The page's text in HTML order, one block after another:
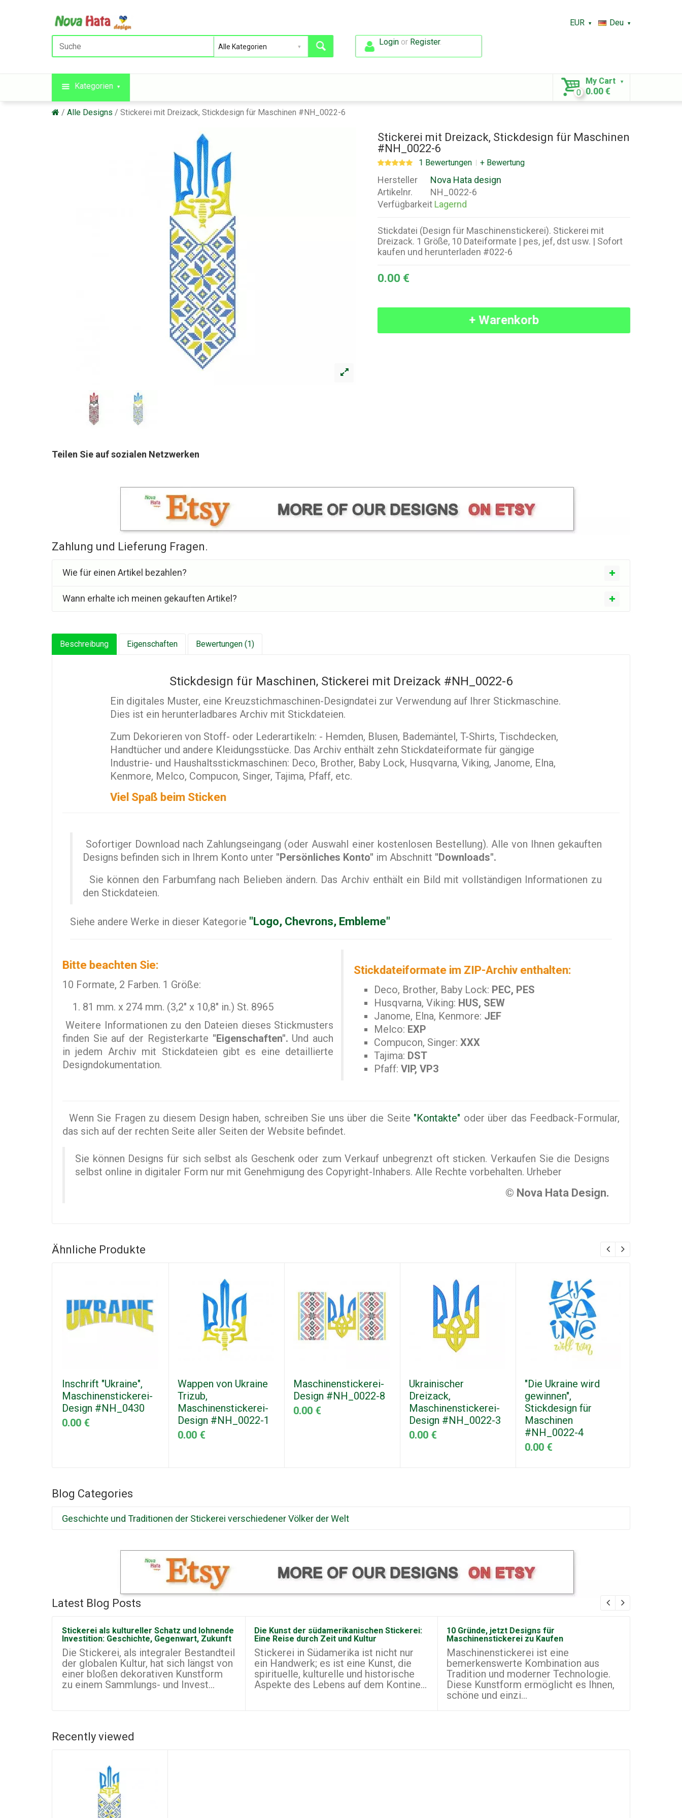
EUR
Deu
Loginor Register.
Kategorien
My Cart
0 0.00 €
Alle Designs Stickerei mit Dreizack, Stickdesign für Maschinen #NH_0022-6
Teilen Sie auf sozialen Netzwerken
Stickerei mit Dreizack, Stickdesign für Maschinen
#NH_0022-6
1 Bewertungen + Bewertung
Hersteller
Nova Hata design
Artikelnr.
NH_0022-6
Verfügbarkeit Lagernd
Stickdatei (Design für Maschinenstickerei). Stickerei mit
Dreizack. 1 Größe, 10 Dateiformate | pes, jef, dst usw. | Sofort
kaufen und herunterladen #022-6
0.00 €
+ Warenkorb
Zahlung und Lieferung Fragen.
Wie für einen Artikel bezahlen?
Wann erhalte ich meinen gekauften Artikel?
Beschreibung Eigenschaften Bewertungen (1)
Stickdesign für Maschinen, Stickerei mit Dreizack #NH_0022-6
Ein digitales Muster, eine Kreuzstichmaschinen-Designdatei zur Verwendung auf Ihrer Stickmaschine.
Dies ist ein herunterladbares Archiv mit Stickdateien.
Zum Dekorieren von Stoff- oder Lederartikeln: - Hemden, Blusen, Bademäntel, T-Shirts, Tischdecken,
Handtücher und andere Kleidungsstücke. Das Archiv enthält zehn Stickdateiformate für gängige
Industrie- und Haushaltsstickmaschinen: Deco, Brother, Baby Lock, Husqvarna, Viking, Janome, Elna,
Kenmore, Melco, Compucon, Singer, Tajima, Pfaff, etc.
Viel Spaß beim Sticken
Sofortiger Download nach Zahlungseingang (oder Auswahl einer kostenlosen Bestellung). Alle von Ihnen gekauften
Designs befinden sich in Ihrem Konto unter "Persönliches Konto" im Abschnitt "Downloads".
Sie können den Farbumfang nach Belieben ändern. Das Archiv enthält ein Bild mit vollständigen Informationen zu
den Stickdateien.
Siehe andere Werke in dieser Kategorie "Logo, Chevrons, Embleme"
Bitte beachten Sie:
10 Formate, 2 Farben. 1 Größe:
81 mm. x 274 mm. (3,2" x 10,8" in.) St. 8965
Weitere Informationen zu den Dateien dieses Stickmusters
finden Sie auf der Registerkarte "Eigenschaften". Und auch
in jedem Archiv mit Stickdateien gibt es eine detaillierte
Designdokumentation.
Stickdateiformate im ZIP-Archiv enthalten:
Deco, Brother, Baby Lock: PEC, PES
Husqvarna, Viking: HUS, SEW
Janome, Elna, Kenmore: JEF
Melco: EXP
Compucon, Singer: XXX
Tajima: DST
Pfaff: VIP, VP3
Wenn Sie Fragen zu diesem Design haben, schreiben Sie uns über die Seite "Kontakte" oder über das Feedback-Formular,
das sich auf der rechten Seite aller Seiten der Website befindet.
Sie können Designs für sich selbst als Geschenk oder zum Verkauf unbegrenzt oft sticken. Verkaufen Sie die Designs
selbst online in digitaler Form nur mit Genehmigung des Copyright-Inhabers. Alle Rechte vorbehalten. Urheber
© Nova Hata Design.
Ähnliche Produkte
Inschrift "Ukraine",
Maschinenstickerei-
Design #NH_0430
0.00 €
Wappen von Ukraine
Trizub,
Maschinenstickerei-
Design #NH_0022-1
0.00 €
Maschinenstickerei-
Design #NH_0022-8
0.00 €
Ukrainischer
Dreizack,
Maschinenstickerei-
Design #NH_0022-3
0.00 €
"Die Ukraine wird
gewinnen",
Stickdesign für
Maschinen
#NH_0022-4
0.00 €
Blog Categories
Geschichte und Traditionen der Stickerei verschiedener Völker der Welt
Latest Blog Posts
Stickerei als kultureller Schatz und lohnende
Investition: Geschichte, Gegenwart, Zukunft
Die Stickerei, als integraler Bestandteil
der globalen Kultur, hat sich längst von
einer bloßen dekorativen Kunstform
zu einem Sammlungs- und Invest...
Die Kunst der südamerikanischen Stickerei:
Eine Reise durch Zeit und Kultur
Stickerei in Südamerika ist nicht nur
ein Handwerk; es ist eine Kunst, die
spirituelle, kulturelle und historische
Aspekte des Lebens auf dem Kontine...
10 Gründe, jetzt Designs für
Maschinenstickerei zu Kaufen
Maschinenstickerei ist eine
bemerkenswerte Kombination aus
Tradition und moderner Technologie.
Diese Kunstform ermöglicht es Ihnen,
schöne und einzi...
Recently viewed